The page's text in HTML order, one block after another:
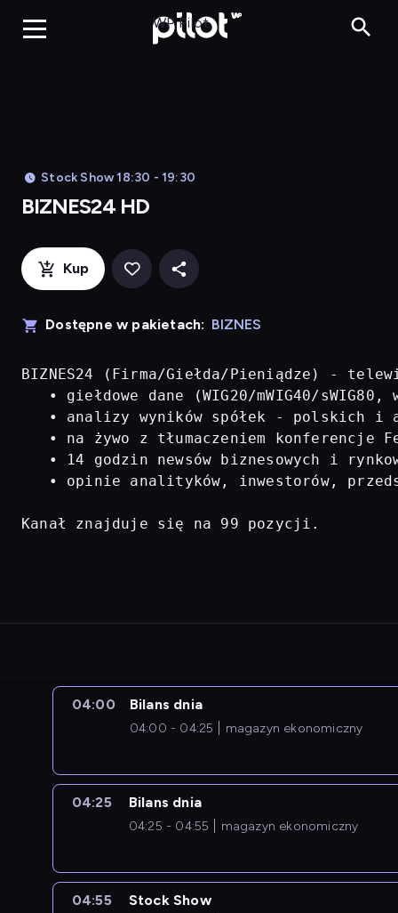
WP Pilot
Stock Show 18:30 - 19:30
BIZNES24 HD
Kup
Dostępne w pakietach: BIZNES
BIZNES24 (Firma/Giełda/Pieniądze) -
• giełdowe dane (WIG20/mWIG40/
• analizy wyników spółek - polskich i
• na żywo z tłumaczeniem konferencje
• 14 godzin newsów biznesowych i
• opinie analityków, inwestorów,
Kanał znajduje się na 99 pozycji.
04:00 Bilans dnia
04:00 - 04:25 magazyn ekonomiczny
04:25 Bilans dnia
04:25 - 04:55 magazyn ekonomiczny
04:55 Stock Show